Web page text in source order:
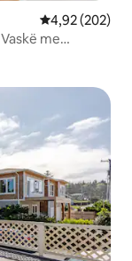
Vlerësimi
4,92 (202)
me